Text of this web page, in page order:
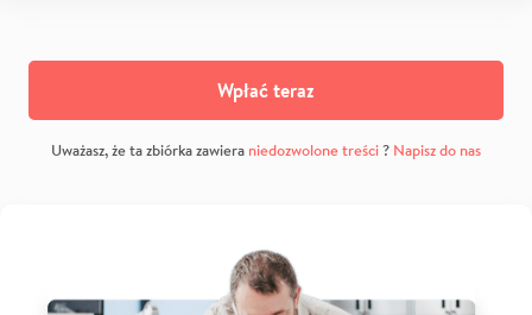
Wpłać teraz
Uważasz, że ta zbiórka zawiera niedozwolone treści? Napisz do nas